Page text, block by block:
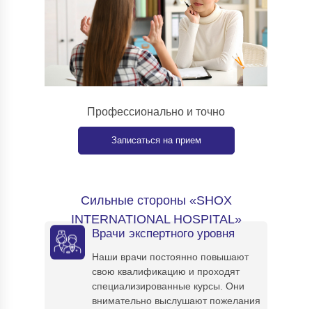
Профессионально и точно
Записаться на прием
Врачи экспертного уровня
Наши врачи постоянно повышают
свою квалификацию и проходят
специализированные курсы. Они
внимательно выслушают пожелания
Сильные стороны «SHOX
INTERNATIONAL HOSPITAL»